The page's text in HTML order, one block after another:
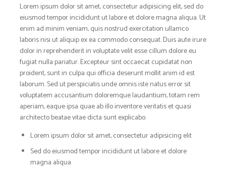
TENİS
TIRMANIŞ
YÜRÜYÜŞ
YÜZME
ARŞİVLER
Lorem ipsum dolor sit amet, consectetur adipisicing elit, sed do
eiusmod tempor incididunt ut labore et dolore magna aliqua. Ut
enim ad minim veniam, quis nostrud exercitation ullamco
laboris nisi ut aliquip ex ea commodo consequat. Duis aute irure
dolor in reprehenderit in voluptate velit esse cillum dolore eu
fugiat nulla pariatur. Excepteur sint occaecat cupidatat non
proident, sunt in culpa qui officia deserunt mollit anim id est
laborum. Sed ut perspiciatis unde omnis iste natus error sit
voluptatem accusantium doloremque laudantium, totam rem
aperiam, eaque ipsa quae ab illo inventore veritatis et quasi
architecto beatae vitae dicta sunt explicabo.
Lorem ipsum dolor sit amet, consectetur adipisicing elit
Sed do eiusmod tempor incididunt ut labore et dolore
magna aliqua